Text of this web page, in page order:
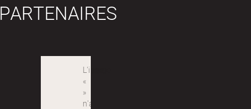
PARTENAIRES